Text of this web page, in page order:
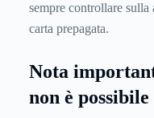
sempre controllare
carta prepagata.
Nota
non è